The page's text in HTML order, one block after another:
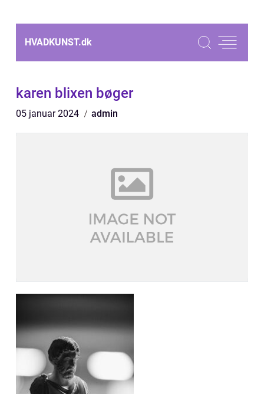
HVADKUNST.dk
karen blixen bøger
05 januar 2024 admin